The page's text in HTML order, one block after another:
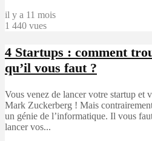
il y a 11 mois
1 440 vues
4 Startups : comment
qu’il vous faut ?
Vous venez de lancer votre startup et
Mark Zuckerberg ! Mais
un génie de l’informatique. Il vous
lancer vos...